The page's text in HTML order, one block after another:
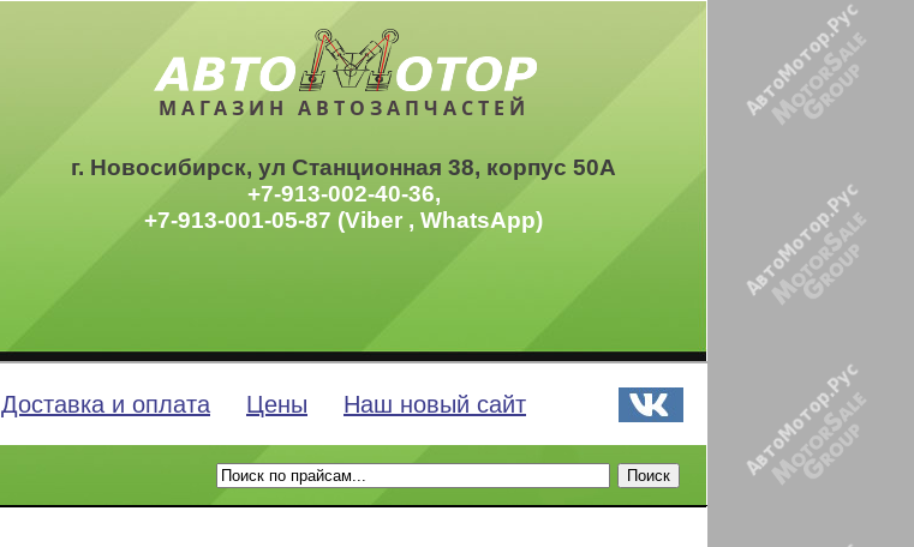
МАГАЗИН АВТОЗАПЧАСТЕЙ
г. Новосибирск, ул Станционная 38, корпус 50А
+7-913-002-40-36,
+7-913-001-05-87 (Viber , WhatsApp)
Доставка и оплата Цены Наш новый сайт